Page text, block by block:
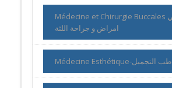
Médecine et Chirurgie Buccales اخصائيي
امراض و جراحة اللثة
Médecine Esthétique-طب التجميل